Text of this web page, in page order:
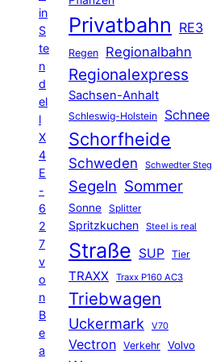
in
S
te
n
d
el
l
X
4
E
-
6
2
7
v
o
n
B
e
a
Privatbahn RE3
Regen Regionalbahn
Regionalexpress
Sachsen-Anhalt
Schleswig-Holstein Schnee
Schorfheide
Schweden Schwedter Steg
Segeln Sommer
Sonne Splitter
Spritzkuchen Steel is real
Straße SUP Tier
TRAXX Traxx P160 AC3
Triebwagen
Uckermark V70
Vectron Verkehr Volvo